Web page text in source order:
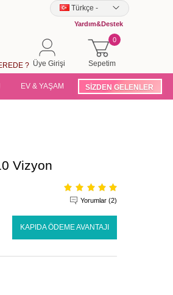
Türkçe -
Yardım&Destek
Sepetim
0
Üye Girişi
?
EV & YAŞAM SİZDEN GELENLER
Vizyon
Yorumlar (2)
KAPIDA ÖDEME AVANTAJI